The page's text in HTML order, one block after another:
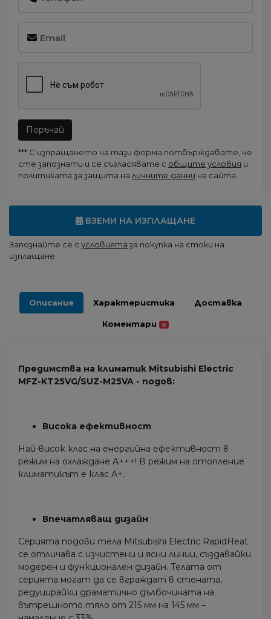
Поръчай
*** С изпращането на тази форма потвърждавате, че
сте запознати и се съгласявате с общите условия и
политиката за защита на личните данни на сайта.
ВЗЕМИ НА ИЗПЛАЩАНЕ
Запознайте се с условията за покупка на стоки на
изплащане.
Описание Характеристика Доставка
Коментари 0
Предимства на климатик Mitsubishi Electric
MFZ-KT25VG/SUZ-M25VA - подов:
Висока ефективност
Най-висок клас на енергийна ефективност в
режим на охлаждане А+++! В режим на отопление
климатикът е клас А+.
Впечатляващ дизайн
Серията подови тела Mitsubishi Electric RapidHeat
се отличава с изчистени и ясни линии, създавайки
модерен и функционален дизайн. Телата от
серията могат да се вграждат в стената,
редуцирайки драматично дълбочината на
вътрешното тяло от 215 мм на 145 мм –